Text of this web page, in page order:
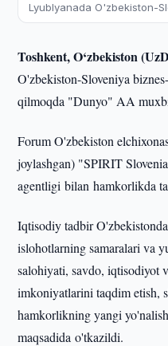
Lyublyanada O'zbekiston-
Toshkent, O‘zbekiston
O'zbekiston-Sloveniya
qilmoqda "Dunyo" AA
Forum O'zbekiston
joylashgan) "SPIRIT
agentligi bilan hamkorlikda
Iqtisodiy tadbir
islohotlarning samaralari va
salohiyati, savdo, iqtisodiyot
imkoniyatlarini taqdim etish,
hamkorlikning yangi
maqsadida o'tkazildi.